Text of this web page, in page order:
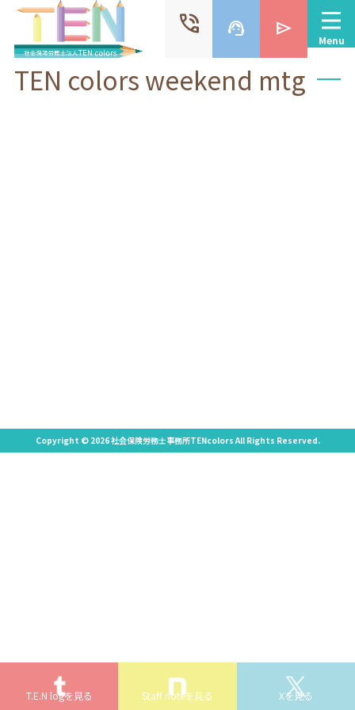
phone_in_talk support_agent send
Menu
TEN colors weekend mtg
Copyright © 2026 社会保険労務士事務所TENcolors All Rights Reserved.
T.E.N logを見る Staff noteを見る Xを見る